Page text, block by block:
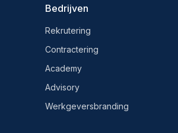
Bedrijven
Rekrutering
Contractering
Academy
Advisory
Werkgeversbranding